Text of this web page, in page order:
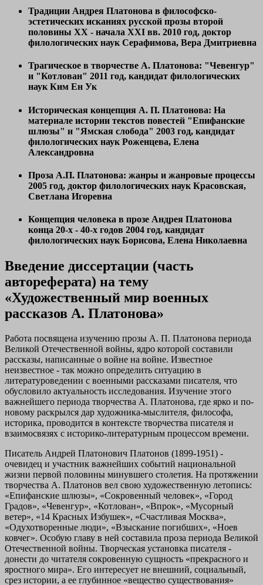
Традиции Андрея Платонова в философско-
эстетических исканиях русской прозы второй
половины XX - начала XXI вв. 2010 год, доктор
филологических наук Серафимова, Вера Дмитриевна
Трагическое в творчестве А. Платонова: "Чевенгур"
и "Котлован" 2011 год, кандидат филологических
наук Ким Ен Ук
Историческая концепция А. П. Платонова: На
материале истории текстов повестей "Епифанские
шлюзы" и "Ямская слобода" 2003 год, кандидат
филологических наук Роженцева, Елена
Александровна
Проза А.П. Платонова: жанры и жанровые процессы
2005 год, доктор филологических наук Красовская,
Светлана Игоревна
Концепция человека в прозе Андрея Платонова
конца 20-х - 40-х годов 2004 год, кандидат
филологических наук Борисова, Елена Николаевна
Введение диссертации (часть
автореферата) на тему
«Художественный мир военных
рассказов А. Платонова»
Работа посвящена изучению прозы А. П. Платонова периода
Великой Отечественной войны, ядро которой составили
рассказы, написанные о войне на войне. Известное
неизвестное - так можно определить ситуацию в
литературоведении с военными рассказами писателя, что
обусловило актуальность исследования. Изучение этого
важнейшего периода творчества А. Платонова, где ярко и по-
новому раскрылся дар художника-мыслителя, философа,
историка, проводится в контексте творчества писателя и
взаимосвязях с историко-литературным процессом времени.
Писатель Андрей Платонович Платонов (1899-1951) -
очевидец и участник важнейших событий национальной
жизни первой половины минувшего столетия. На протяжении
творчества А. Платонов вел свою художественную летопись:
«Епифанские шлюзы», «Сокровенный человек», «Город
Градов», «Чевенгур», «Котлован», «Впрок», «Мусорный
ветер», «14 Красных Избушек», «Счастливая Москва»,
«Одухотворенные люди», «Взыскание погибших», «Ноев
ковчег». Особую главу в ней составила проза периода Великой
Отечественной войны. Творческая установка писателя -
донести до читателя сокровенную сущность «прекрасного и
яростного мира». Его интересует не внешний, социальный,
срез истории, а ее глубинное «вещество существования»